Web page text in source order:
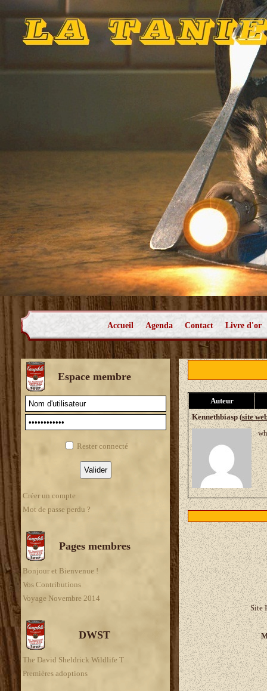
Accueil Agenda Contact Livre d'or
Espace membre
Rester connecté
Créer un compte
Mot de passe perdu ?
Pages membres
Bonjour et Bienvenue !
Vos Contributions
Voyage Novembre 2014
DWST
The David Sheldrick Wildlife T
Premières adoptions
Auteur
Kennethbiasp (site
Site